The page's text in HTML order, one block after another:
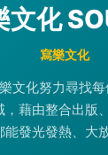
文化
寫樂文化
文化努力尋找
藉由整合出版
能發光發熱、大